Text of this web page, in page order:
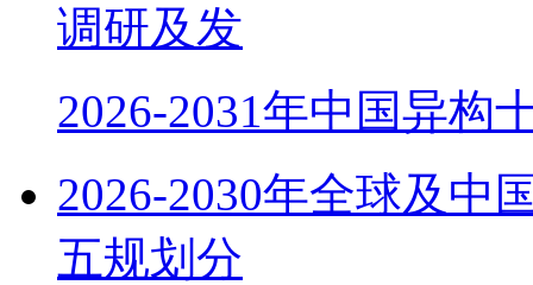
调研及发
2026-2031年中国异构
2026-2030年全球及中
五规划分